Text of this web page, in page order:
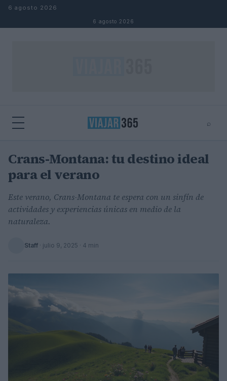
Saltar al contenido
6 agosto 2026
6 agosto 2026
⌕
Buscar
Crans-Montana: tu destino ideal
para el verano
Este verano, Crans-Montana te espera con un sinfín de
actividades y experiencias únicas en medio de la
naturaleza.
Staff · julio 9, 2025 · 4 min